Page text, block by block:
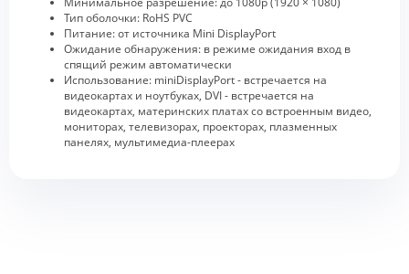
Тип оболочки: RoHS PVC
Питание: от источника Mini DisplayPort
Ожидание обнаружения: в режиме ожидания вход в
спящий режим автоматически
Использование: miniDisplayPort - встречается на
видеокартах и ноутбуках, DVI - встречается на
видеокартах, материнских платах со встроенным видео,
мониторах, телевизорах, проекторах, плазменных
панелях, мультимедиа-плеерах